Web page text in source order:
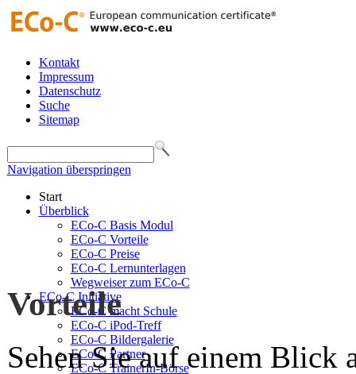
Kontakt
Impressum
Datenschutz
Suche
Sitemap
Navigation überspringen
Start
Überblick
ECo-C Basis Modul
ECo-C Vorteile
ECo-C Preise
ECo-C Lernunterlagen
Wegweiser zum ECo-C
ECo-C Initiative
ECo-C macht Schule
ECo-C iPod-Treff
ECo-C Bildergalerie
ECo-C Partner
ECo-C TrainerIn-Börse
Vorteile
Sehen Sie auf einem Blick